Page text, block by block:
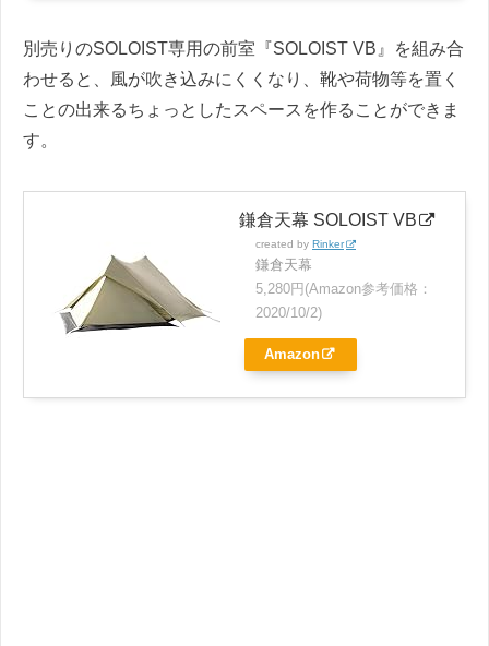
別売りのSOLOIST専用の前室『SOLOIST VB』を組み合
わせると、風が吹き込みにくくなり、靴や荷物等を置く
ことの出来るちょっとしたスペースを作ることができま
す。
鎌倉天幕 SOLOIST VB
created by Rinker
鎌倉天幕
5,280円(Amazon参考価格：
2020/10/2)
Amazon